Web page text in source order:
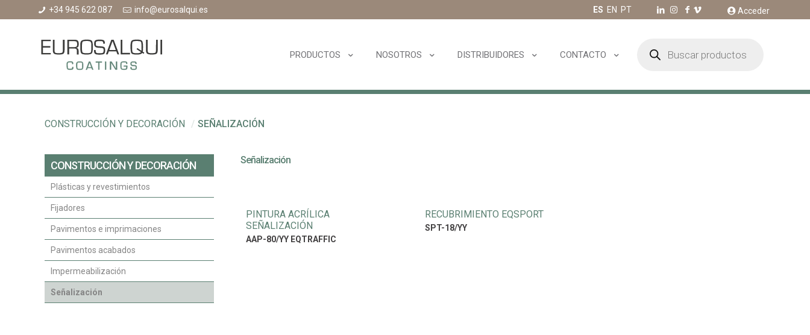
+34 945 622 087 info@eurosalqui.es ES EN PT Acceder
PRODUCTOS NOSOTROS DISTRIBUIDORES CONTACTO
productos
CONSTRUCCIÓN Y DECORACIÓN / SEÑALIZACIÓN
CONSTRUCCIÓN Y DECORACIÓN
Plásticas y revestimientos
Fijadores
Pavimentos e imprimaciones
Pavimentos acabados
Impermeabilización
Señalización
Señalización
PINTURA ACRÍLICA
SEÑALIZACIÓN
AAP-80/YY EQTRAFFIC
RECUBRIMIENTO EQSPORT
SPT-18/YY